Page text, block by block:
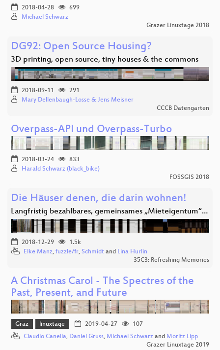
2018-04-28
699
Michael Schwarz
Grazer Linuxtage 2018
DG92: Open Source Housing?
3D printing, open source, tiny houses & the commons
2018-09-11
291
Mary Dellenbaugh-Losse & Jens Meisner
CCCB Datengarten
Overpass-API und Overpass-Turbo
2018-03-24
833
Harald Schwarz (black_bike)
FOSSGIS 2018
Die Häuser denen, die darin wohnen!
Langfristig bezahlbares, gemeinsames „Mieteigentum“…
2018-12-29
1.5k
Elke Manz, fuzzle/fr, Schmidt and Lina Hurlin
35C3: Refreshing Memories
A Christmas Carol - The Spectres of the
Past, Present, and Future
Graz linuxtage 2019-04-27
107
Claudio Canella, Daniel Gruss, Michael Schwarz and Moritz Lipp
Grazer Linuxtage 2019